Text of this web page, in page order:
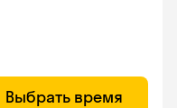
Выбрать время